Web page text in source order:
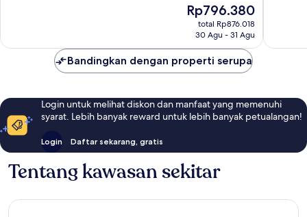
Harga
sekarang
Rp796.380
Rp796.380
total Rp876.018
30 Agu - 31 Agu
Bandingkan dengan properti serupa
Login untuk melihat diskon dan manfaat yang memenuhi
syarat. Lebih banyak reward untuk lebih banyak petualangan!
Login Daftar sekarang, gratis
Tentang kawasan sekitar